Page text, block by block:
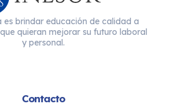
es brindar educación de calidad a
quieran mejorar su futuro laboral
y personal.
Contacto